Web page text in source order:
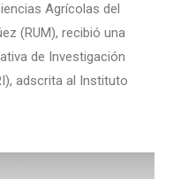
Agrícolas del
(RUM), recibió una
de Investigación
adscrita al Instituto